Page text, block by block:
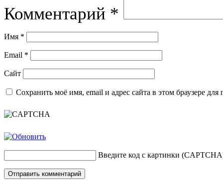
Комментарий *
Имя *
Email *
Сайт
Сохранить моё имя, email и адрес сайта в этом браузере
Введите код с картинки